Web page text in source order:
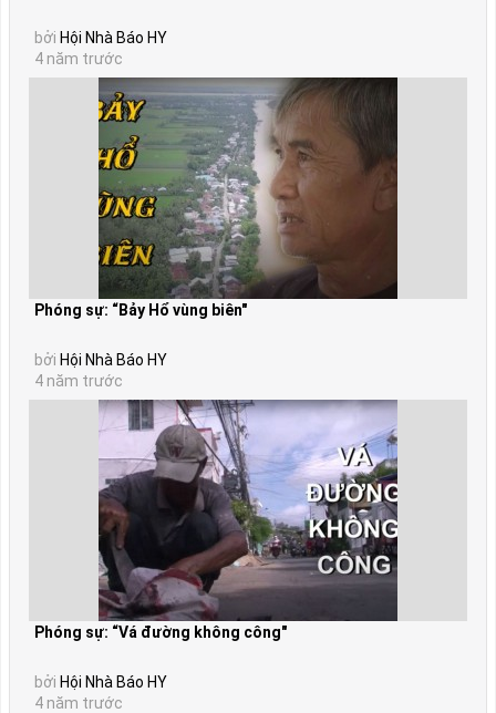
bởi Hội Nhà Báo HY
4 năm trước
Phóng sự: “Bảy Hổ vùng biên"
bởi Hội Nhà Báo HY
4 năm trước
Phóng sự: “Vá đường không công"
bởi Hội Nhà Báo HY
4 năm trước